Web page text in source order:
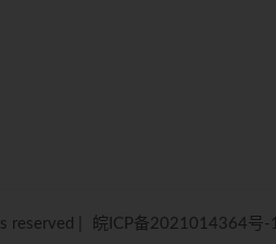
reserved 皖ICP备2021014364号-1